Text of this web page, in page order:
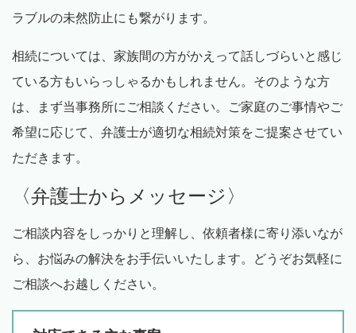
ラブルの未然防止にも繋がります。
相続については、家族間の方がかえって話しづらいと感じ
ている方もいらっしゃるかもしれません。そのような方
は、まず当事務所にご相談ください。ご家庭のご事情やご
希望に応じて、弁護士が適切な相続対策をご提案させてい
ただきます。
〈弁護士からメッセージ〉
ご相談内容をしっかりと理解し、依頼者様に寄り添いなが
ら、お悩みの解決をお手伝いいたします。どうぞお気軽に
ご相談へお越しください。